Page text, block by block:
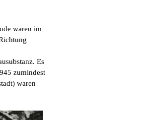
waren im
Es
zumindest
waren